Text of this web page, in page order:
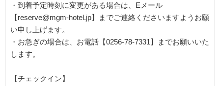
・到着予定時刻に変更がある場合は、Eメール
【reserve@mgm-hotel.jp】までご連絡くださいますようお願
い申し上げます。
・お急ぎの場合は、お電話【0256-78-7331】までお願いいた
します。
【チェックイン】